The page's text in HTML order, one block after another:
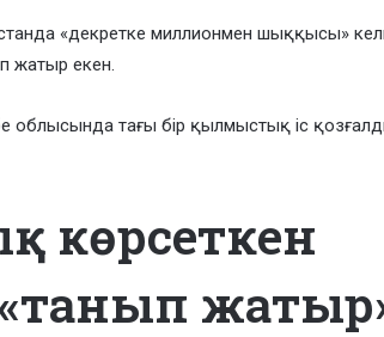
«декретке миллионмен шыққысы»
жатыр екен.
тағы бір қылмыстық іс
көрсеткен
«танып